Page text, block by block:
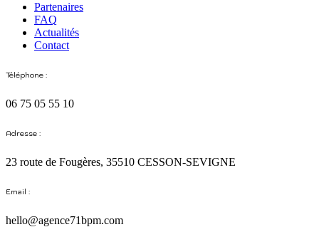
Partenaires
FAQ
Actualités
Contact
Téléphone :
06 75 05 55 10
Adresse :
23 route de Fougères, 35510 CESSON-SEVIGNE
Email :
hello@agence71bpm.com